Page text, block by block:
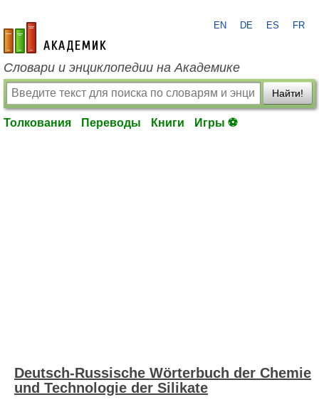
academic.ru
EN DE ES FR
Словари и энциклопедии на Академике
Найти!
Толкования Переводы Книги Игры ⚽
Deutsch-Russische Wörterbuch der Chemie
und Technologie der Silikate